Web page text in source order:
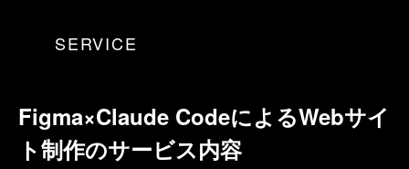
SERVICE
Figma×Claude CodeによるWebサイ
ト制作のサービス内容